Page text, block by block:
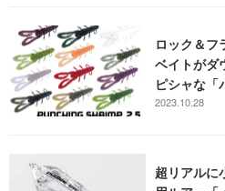
ロック＆フ
ベイトがダ
ピシャな「
2023.10.28
超リアルに